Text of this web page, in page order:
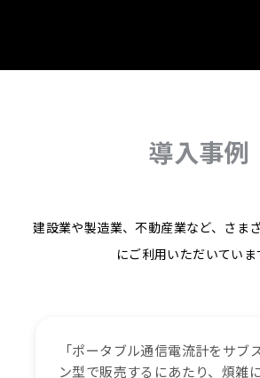
導入事例
建設業や製造業、不動産業など、さま
にご利用いただいていま
「ポータブル通信電流計をサブ
ン型で販売するにあたり、煩雑